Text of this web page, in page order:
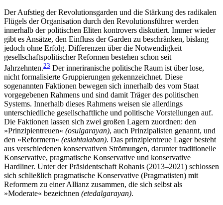
Der Aufstieg der Revolutionsgarden und die Stärkung des radikalen
Flügels der Organisation durch den Revolutionsführer werden
innerhalb der politi­schen Eliten kontrovers diskutiert. Immer wieder
gibt es Ansätze, den Einfluss der Garden zu beschränken, bislang
jedoch ohne Erfolg. Differenzen über die Not­wendigkeit
gesellschaftspolitischer Reformen bestehen schon seit
Jahrzehnten.23 Der inneriranische politi­sche Raum ist über lose,
nicht formalisierte Gruppierungen gekennzeichnet. Diese
sogenannten Faktionen bewegen sich innerhalb des vom Staat
vorgegebe­nen Rahmens und sind damit Träger des politischen
Systems. Innerhalb dieses Rahmens weisen sie aller­dings
unterschiedliche gesellschaftliche und politi­sche Vorstellungen auf.
Die Faktionen lassen sich zwei großen Lagern zuordnen: den
»Prinzipientreuen« (osulgarayan), auch Prinzipalisten genannt, und
den »Reformern« (eslahtalaban). Das prinzipientreue Lager besteht
aus verschiedenen konservativen Strömungen, darunter traditionelle
Konservative, pragmatische Konservative und konservative
Hardliner. Unter der Präsidentschaft Rohanis (2013–2021) schlossen
sich schließlich pragmatische Konservative (Pragmatisten) mit
Reformern zu einer Allianz zusammen, die sich selbst als
»Moderate« bezeichnen (etedalgarayan).